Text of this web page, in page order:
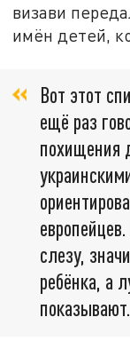
визави
имён детей,
Вот этот
ещё раз
похищения
слезу,
ребёнка, а
показывают.